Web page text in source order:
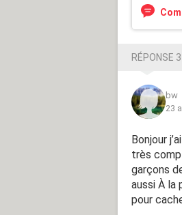
RÉPONSE
bw
23
Bonjour
très
garçons
aussi À la
pour